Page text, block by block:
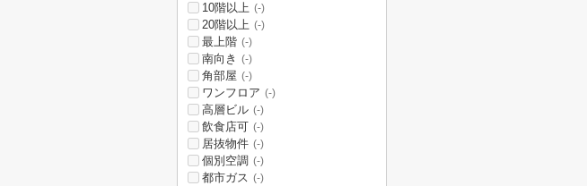
10階以上 (-)
20階以上 (-)
最上階 (-)
南向き (-)
角部屋 (-)
ワンフロア (-)
高層ビル (-)
飲食店可 (-)
居抜物件 (-)
個別空調 (-)
都市ガス (-)